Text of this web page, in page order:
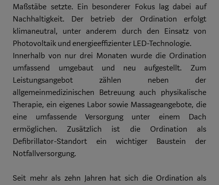
Maßstäbe setzte. Ein besonderer Fokus lag dabei auf
Nachhaltigkeit. Der betrieb der Ordination erfolgt
klimaneutral, unter anderem durch den Einsatz von
Photovoltaik und energieeffizienter LED-Technologie.
Innerhalb von nur drei Monaten wurde die Ordination
umfassend umgebaut und neu aufgestellt. Zum
Leistungsangebot zählen neben der
allgemeinmedizinischen Betreuung auch physikalische
Therapie, ein eigenes Labor sowie Massageangebote, die
eine umfassende Versorgung unter einem Dach
ermöglichen. Zusätzlich ist die Ordination als
Defibrillator-Standort ein wichtiger Baustein der
Notfallversorgung.
Seit mehr als zehn Jahren hat sich die Ordination als